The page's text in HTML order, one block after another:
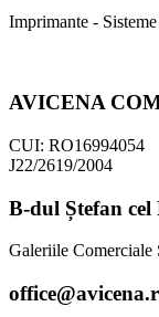
Imprimante -
AVICENA
CUI: RO16994054
J22/2619/2004
B-dul Ștefan cel
Galeriile Comerciale